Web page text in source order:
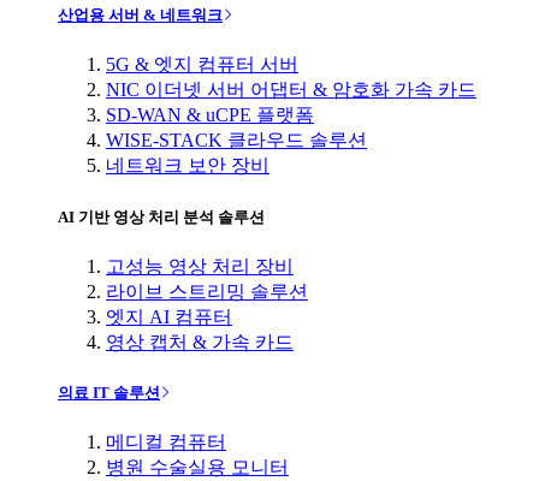
산업용 서버 & 네트워크
5G & 엣지 컴퓨터 서버
NIC 이더넷 서버 어댑터 & 암호화 가속 카드
SD-WAN & uCPE 플랫폼
WISE-STACK 클라우드 솔루션
네트워크 보안 장비
AI 기반 영상 처리 분석 솔루션
고성능 영상 처리 장비
라이브 스트리밍 솔루션
엣지 AI 컴퓨터
영상 캡처 & 가속 카드
의료 IT 솔루션
메디컬 컴퓨터
병원 수술실용 모니터